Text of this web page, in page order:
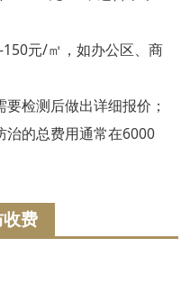
元/㎡，如办公区、商
检测后做出详细报价；
治的总费用通常在6000
费